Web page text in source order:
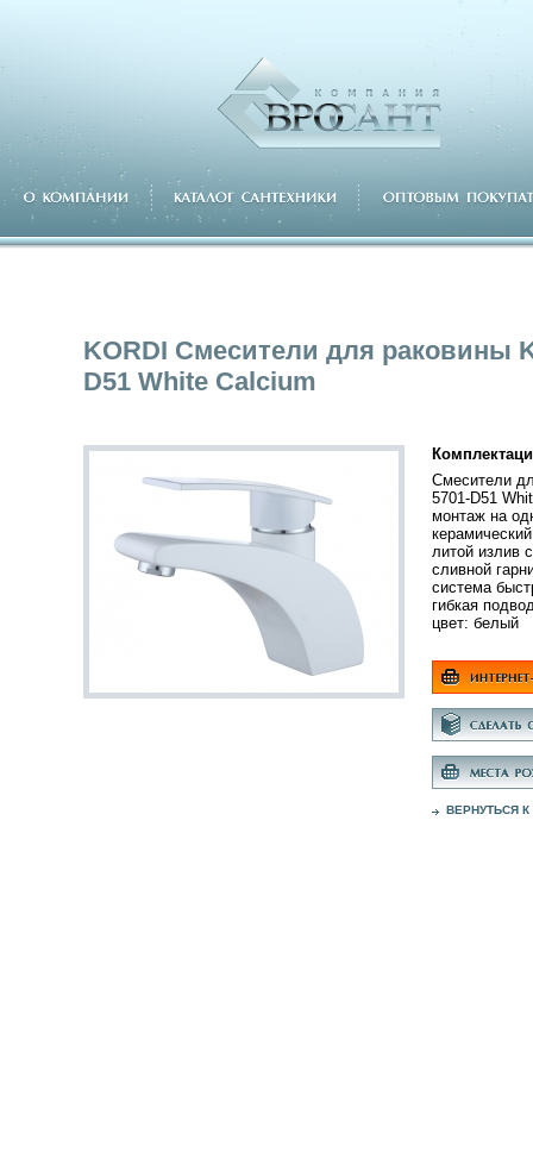
KORDI Смесители для раковины
D51 White Calcium
Смесители
5701-D51
монтаж на
литой излив
сливной
система
гибкая
цвет: белый
ВЕРНУТЬСЯ К